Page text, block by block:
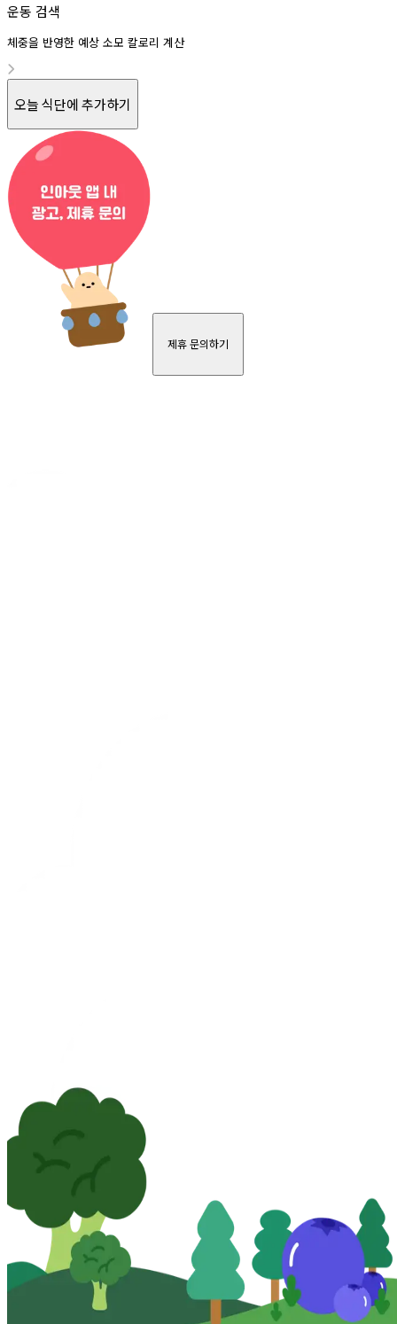
운동 검색
체중을 반영한 예상 소모 칼로리 계산
오늘 식단에 추가하기
제휴 문의하기